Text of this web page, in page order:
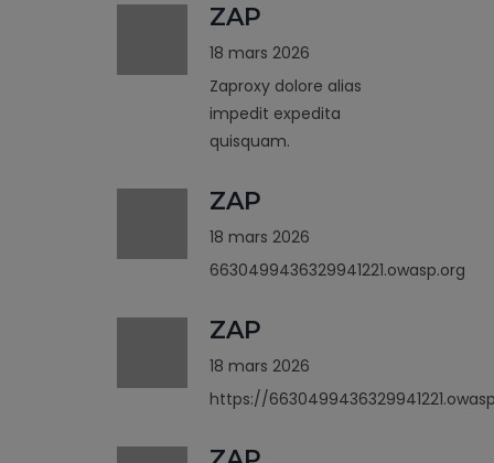
ZAP
18 mars 2026
Zaproxy dolore alias
impedit expedita
quisquam.
ZAP
18 mars 2026
6630499436329941221.owasp.org
ZAP
18 mars 2026
https://